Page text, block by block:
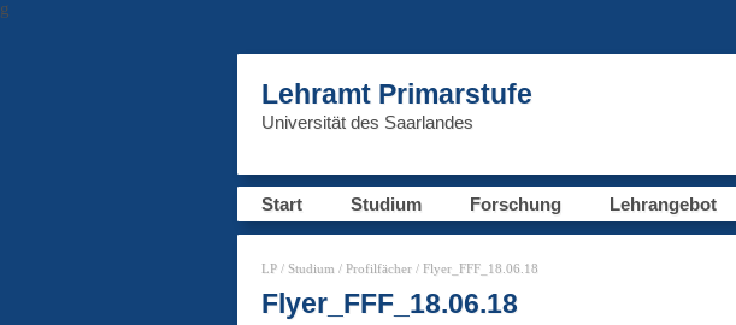
g
Lehramt Primarstufe
Universität des Saarlandes
Start Studium Forschung Lehrangebot
LP / Studium / Profilfächer / Flyer_FFF_18.06.18
Flyer_FFF_18.06.18